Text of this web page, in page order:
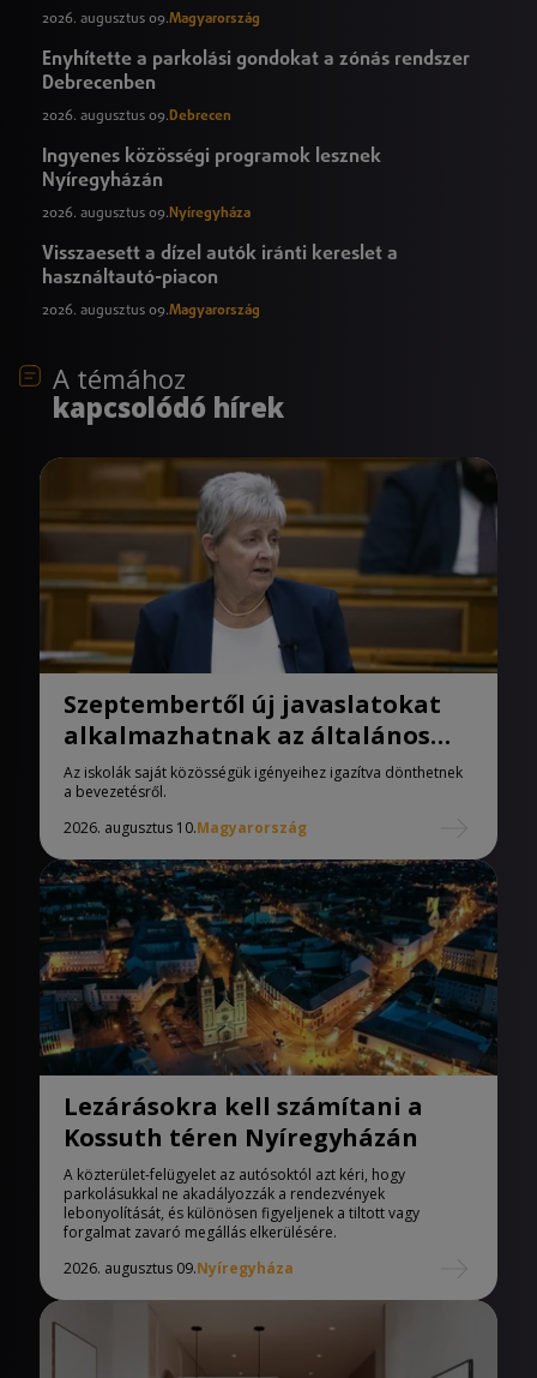
2026. augusztus 09.Magyarország
Enyhítette a parkolási gondokat a zónás rendszer
Debrecenben
2026. augusztus 09.Debrecen
Ingyenes közösségi programok lesznek
Nyíregyházán
2026. augusztus 09. Nyíregyháza
Visszaesett a dízel autók iránti kereslet a
használtautó-piacon
2026. augusztus 09.Magyarország
A témához
kapcsolódó hírek
Szeptembertől új javaslatokat
alkalmazhatnak az általános
iskolák
Az iskolák saját közösségük igényeihez igazítva dönthetnek
a bevezetésről.
2026. augusztus 10.Magyarország
Lezárásokra kell számítani a
Kossuth téren Nyíregyházán
A közterület-felügyelet az autósoktól azt kéri, hogy
parkolásukkal ne akadályozzák a rendezvények
lebonyolítását, és különösen figyeljenek a tiltott vagy
forgalmat zavaró megállás elkerülésére.
2026. augusztus 09.Nyíregyháza